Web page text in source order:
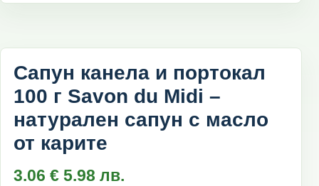
Сапун канела и портокал
100 г Savon du Midi –
натурален сапун с масло
от карите
3.06 € 5.98 лв.